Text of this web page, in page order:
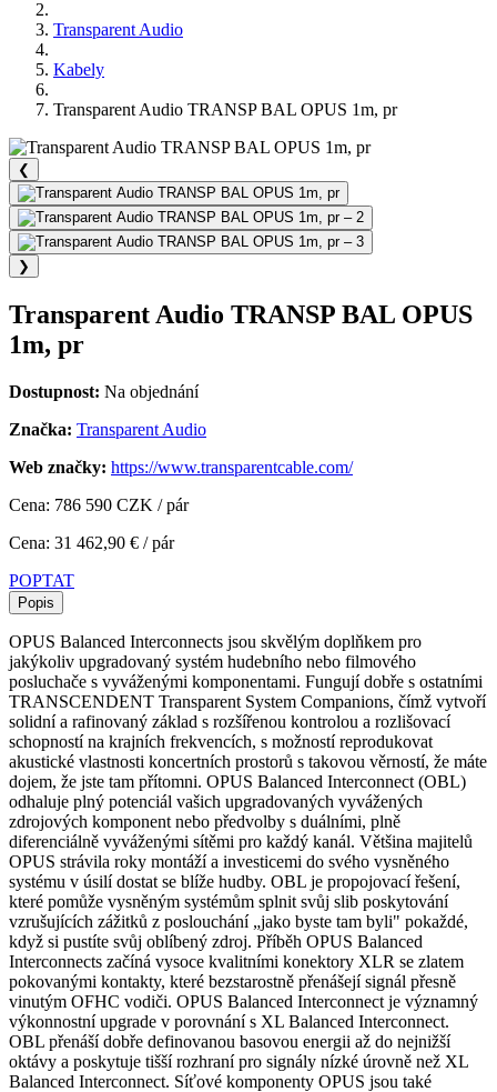
Transparent Audio
Kabely
Transparent Audio TRANSP BAL OPUS 1m, pr
❮
❯
Transparent Audio TRANSP BAL OPUS
1m, pr
Dostupnost: Na objednání
Značka: Transparent Audio
Web značky: https://www.transparentcable.com/
Cena: 786 590 CZK / pár
Cena: 31 462,90 € / pár
POPTAT
Popis
OPUS Balanced Interconnects jsou skvělým doplňkem pro
jakýkoliv upgradovaný systém hudebního nebo filmového
posluchače s vyváženými komponentami. Fungují dobře s ostatními
TRANSCENDENT Transparent System Companions, čímž vytvoří
solidní a rafinovaný základ s rozšířenou kontrolou a rozlišovací
schopností na krajních frekvencích, s možností reprodukovat
akustické vlastnosti koncertních prostorů s takovou věrností, že máte
dojem, že jste tam přítomni. OPUS Balanced Interconnect (OBL)
odhaluje plný potenciál vašich upgradovaných vyvážených
zdrojových komponent nebo předvolby s duálními, plně
diferenciálně vyváženými sítěmi pro každý kanál. Většina majitelů
OPUS strávila roky montáží a investicemi do svého vysněného
systému v úsilí dostat se blíže hudby. OBL je propojovací řešení,
které pomůže vysněným systémům splnit svůj slib poskytování
vzrušujících zážitků z poslouchání „jako byste tam byli" pokaždé,
když si pustíte svůj oblíbený zdroj. Příběh OPUS Balanced
Interconnects začíná vysoce kvalitními konektory XLR se zlatem
pokovanými kontakty, které bezstarostně přenášejí signál přesně
vinutým OFHC vodiči. OPUS Balanced Interconnect je významný
výkonnostní upgrade v porovnání s XL Balanced Interconnect.
OBL přenáší dobře definovanou basovou energii až do nejnižší
oktávy a poskytuje tišší rozhraní pro signály nízké úrovně než XL
Balanced Interconnect. Síťové komponenty OPUS jsou také